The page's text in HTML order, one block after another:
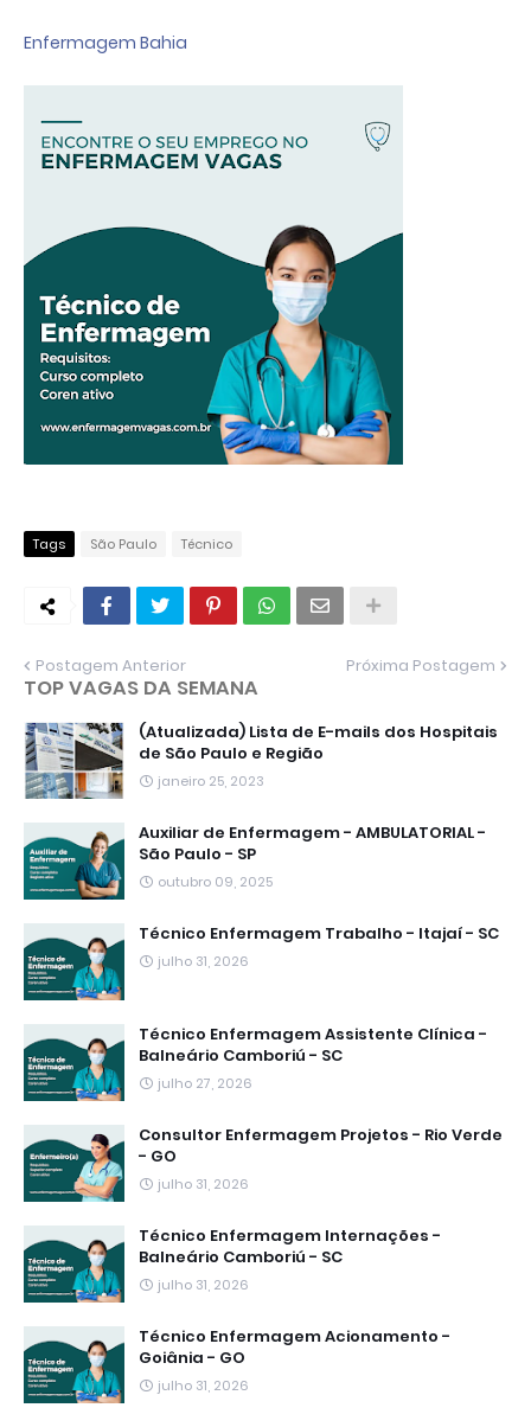
Enfermagem Bahia
Tags São Paulo Técnico
Postagem Anterior Próxima Postagem
TOP VAGAS DA SEMANA
(Atualizada) Lista de E-mails dos Hospitais
de São Paulo e Região
janeiro 25, 2023
Auxiliar de Enfermagem - AMBULATORIAL -
São Paulo - SP
outubro 09, 2025
Técnico Enfermagem Trabalho - Itajaí - SC
julho 31, 2026
Técnico Enfermagem Assistente Clínica -
Balneário Camboriú - SC
julho 27, 2026
Consultor Enfermagem Projetos - Rio Verde
- GO
julho 31, 2026
Técnico Enfermagem Internações -
Balneário Camboriú - SC
julho 31, 2026
Técnico Enfermagem Acionamento -
Goiânia - GO
julho 31, 2026